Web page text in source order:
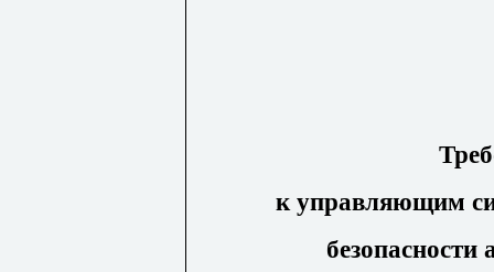
к управляющим